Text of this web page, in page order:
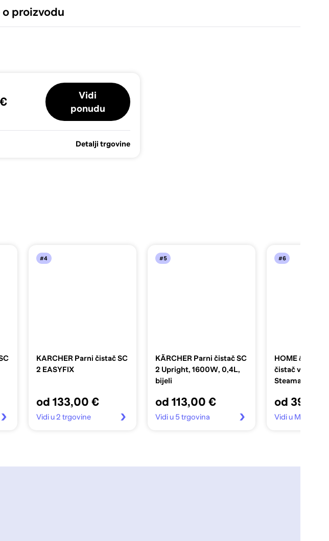
proizvodu
Vidi
ponudu
Detalji trgovine
#4
KARCHER Parni čistač SC
2 EASYFIX
od 133,00 €
Vidi u 2 trgovine
#5
KÄRCHER Parni čistač SC
2 Upright, 1600W, 0,4L,
bijeli
od 113,00 €
Vidi u 5 trgovina
#6
HOME &
čistač visokog
Steamax
kemikalija za
od 39,99
Vidi u Mall.hr